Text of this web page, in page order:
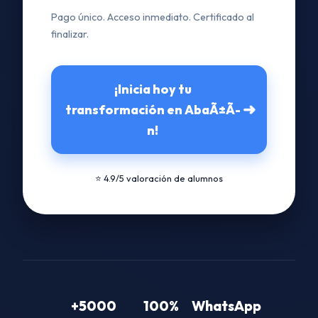
Pago único. Acceso inmediato. Certificado al
finalizar.
¡Inicia hoy tu
transformación en AbaÃ±Ã­
n!
➜
⭐ 4.9/5 valoración de alumnos
+5000 100% WhatsApp